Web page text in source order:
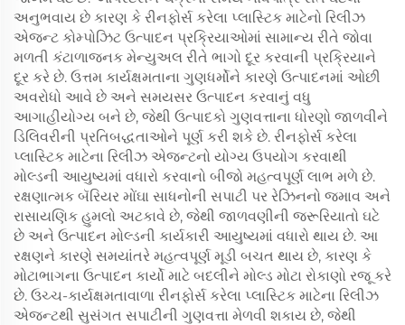
અનુભવાય છે કારણ કે રીનફોર્સ કરેલા પ્લાસ્ટિક માટેનો રિલીઝ
એજન્ટ કોમ્પોઝિટ ઉત્પાદન પ્રક્રિયાઓમાં સામાન્ય રીતે જોવા
મળતી કંટાળાજનક મેન્યુઅલ રીતે ભાગો દૂર કરવાની પ્રક્રિયાને
દૂર કરે છે. ઉત્તમ કાર્યક્ષમતાના ગુણધર્મોને કારણે ઉત્પાદનમાં ઓછી
અવરોધો આવે છે અને સમયસર ઉત્પાદન કરવાનું વધુ
આગાહીયોગ્ય બને છે, જેથી ઉત્પાદકો ગુણવત્તાના ધોરણો જાળવીને
ડિલિવરીની પ્રતિબદ્ધતાઓને પૂર્ણ કરી શકે છે. રીનફોર્સ કરેલા
પ્લાસ્ટિક માટેના રિલીઝ એજન્ટનો યોગ્ય ઉપયોગ કરવાથી
મોલ્ડની આયુષ્યમાં વધારો કરવાનો બીજો મહત્વપૂર્ણ લાભ મળે છે.
રક્ષણાત્મક બૅરિયર મોંઘા સાધનોની સપાટી પર રેઝિનનો જમાવ અને
રાસાયણિક હુમલો અટકાવે છે, જેથી જાળવણીની જરૂરિયાતો ઘટે
છે અને ઉત્પાદન મોલ્ડની કાર્યકારી આયુષ્યમાં વધારો થાય છે. આ
રક્ષણને કારણે સમયાંતરે મહત્વપૂર્ણ મૂડી બચત થાય છે, કારણ કે
મોટાભાગના ઉત્પાદન કાર્યો માટે બદલીને મોલ્ડ મોટા રોકાણો રજૂ કરે
છે. ઉચ્ચ-કાર્યક્ષમતાવાળા રીનફોર્સ કરેલા પ્લાસ્ટિક માટેના રિલીઝ
એજન્ટથી સુસંગત સપાટીની ગુણવત્તા મેળવી શકાય છે, જેથી